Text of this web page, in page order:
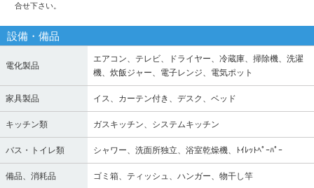
合せ下さい。
設備・備品
電化製品
エアコン、テレビ、ドライヤー、冷蔵庫、掃除機、洗濯
機、炊飯ジャー、電子レンジ、電気ポット
家具製品 イス、カーテン付き、デスク、ベッド
キッチン類 ガスキッチン、システムキッチン
バス・トイレ類 シャワー、洗面所独立、浴室乾燥機、ﾄｲﾚｯﾄﾍﾟｰﾊﾟｰ
備品、消耗品 ゴミ箱、ティッシュ、ハンガー、物干し竿